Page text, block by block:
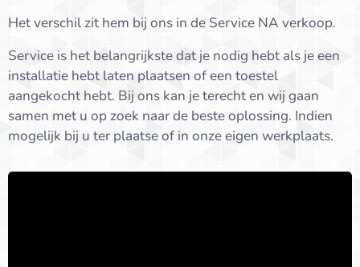
Het verschil zit hem bij ons in de Service NA verkoop.
Service is het belangrijkste dat je nodig hebt als je een
installatie hebt laten plaatsen of een toestel
aangekocht hebt. Bij ons kan je terecht en wij gaan
samen met u op zoek naar de beste oplossing. Indien
mogelijk bij u ter plaatse of in onze eigen werkplaats.